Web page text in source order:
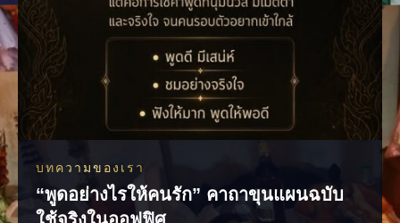
บทความของเรา
“พูดอย่างไรให้คนรัก” คาถาขุนแผนฉบับ